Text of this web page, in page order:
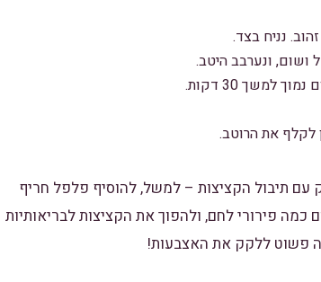
נניח בצד.
ושום, ונערבב היטב.
למשך 30 דקות.
לקלף את הרוטב.
עם תיבול הקציצות – למשל, להוסיף פלפל חריף
פירורי לחם, ולהפוך את הקציצות לבריאותיות
פשוט ללקק את האצבעות!